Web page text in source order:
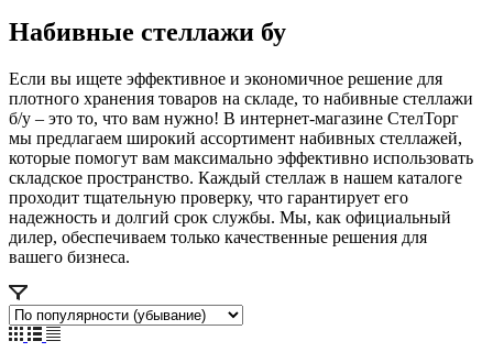
Набивные стеллажи бу
Если вы ищете эффективное и экономичное решение для
плотного хранения товаров на складе, то набивные стеллажи
б/у – это то, что вам нужно! В интернет-магазине СтелТорг
мы предлагаем широкий ассортимент набивных стеллажей,
которые помогут вам максимально эффективно использовать
складское пространство. Каждый стеллаж в нашем каталоге
проходит тщательную проверку, что гарантирует его
надежность и долгий срок службы. Мы, как официальный
дилер, обеспечиваем только качественные решения для
вашего бизнеса.